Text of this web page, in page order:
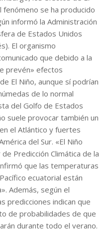
fenómeno se ha producido
informó la Administración
de Estados Unidos
El organismo
que debido a la
prevén» efectos
El Niño, aunque sí podrían
de lo normal
del Golfo de Estados
suele provocar también un
el Atlántico y fuertes
del Sur. «El Niño
Predicción Climática de la
que las temperaturas
ecuatorial están
Además, según el
predicciones indican que
de probabilidades de que
durante todo el verano.